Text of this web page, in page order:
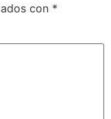
con *